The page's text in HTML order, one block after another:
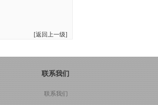
[返回上一级]
联系我们
联系我们